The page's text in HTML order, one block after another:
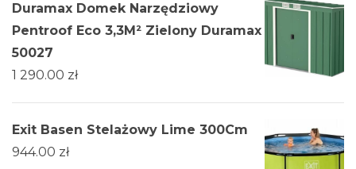
Duramax Domek Narzędziowy
Pentroof Eco 3,3M² Zielony Duramax
50027
1 290.00 zł
Exit Basen Stelażowy Lime 300Cm
944.00 zł